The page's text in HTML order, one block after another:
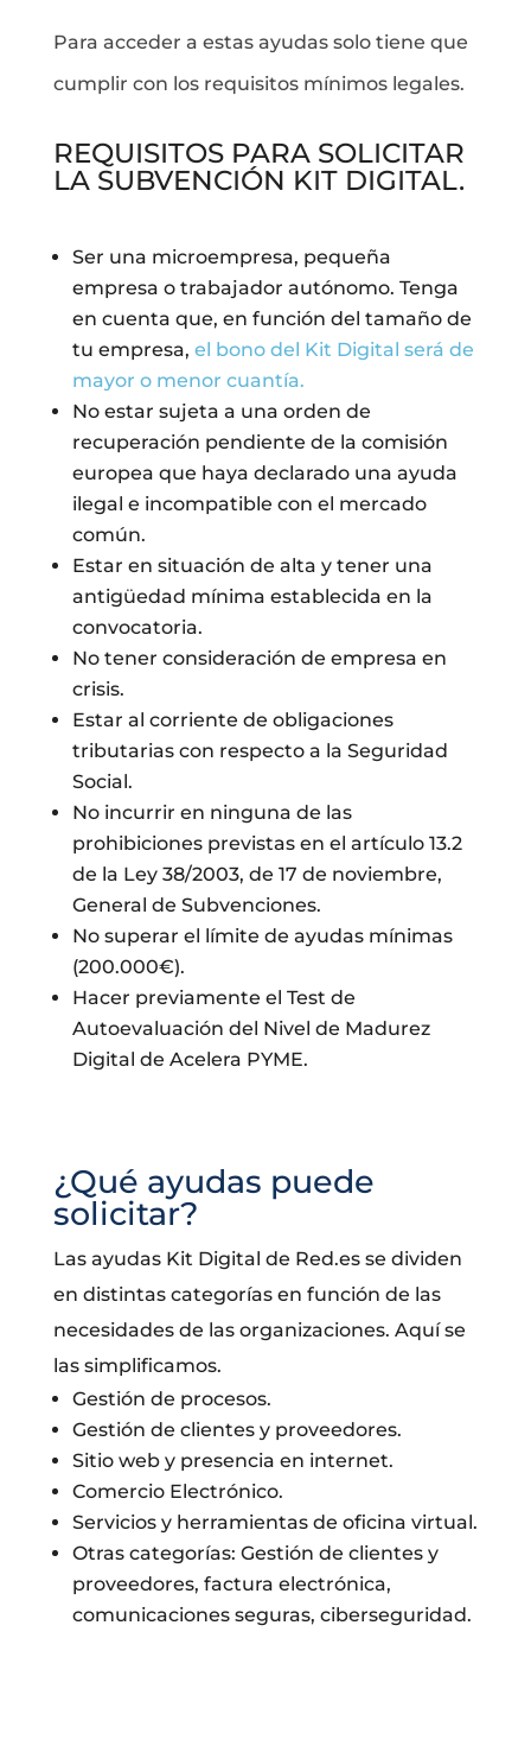
Para acceder a estas ayudas solo tiene que
cumplir con los requisitos mínimos legales.
REQUISITOS PARA SOLICITAR
LA SUBVENCIÓN KIT DIGITAL.
Ser una microempresa, pequeña
empresa o trabajador autónomo. Tenga
en cuenta que, en función del tamaño de
tu empresa, el bono del Kit Digital será de
mayor o menor cuantía.
No estar sujeta a una orden de
recuperación pendiente de la comisión
europea que haya declarado una ayuda
ilegal e incompatible con el mercado
común.
Estar en situación de alta y tener una
antigüedad mínima establecida en la
convocatoria.
No tener consideración de empresa en
crisis.
Estar al corriente de obligaciones
tributarias con respecto a la Seguridad
Social.
No incurrir en ninguna de las
prohibiciones previstas en el artículo 13.2
de la Ley 38/2003, de 17 de noviembre,
General de Subvenciones.
No superar el límite de ayudas mínimas
(200.000€).
Hacer previamente el Test de
Autoevaluación del Nivel de Madurez
Digital de Acelera PYME.
¿Qué ayudas puede
solicitar?
Las ayudas Kit Digital de Red.es se dividen
en distintas categorías en función de las
necesidades de las organizaciones. Aquí se
las simplificamos.
Gestión de procesos.
Gestión de clientes y proveedores.
Sitio web y presencia en internet.
Comercio Electrónico.
Servicios y herramientas de oficina virtual.
Otras categorías: Gestión de clientes y
proveedores, factura electrónica,
comunicaciones seguras, ciberseguridad.